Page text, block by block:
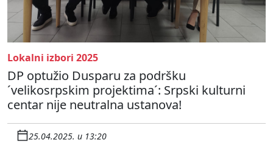
Lokalni izbori 2025
DP optužio Dusparu za podršku
´velikosrpskim projektima´: Srpski kulturni
centar nije neutralna ustanova!
25.04.2025. u 13:20